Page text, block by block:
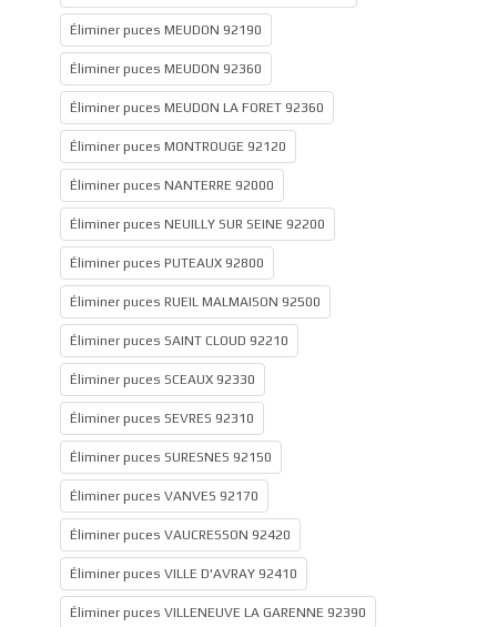
Éliminer puces MEUDON 92190
Éliminer puces MEUDON 92360
Éliminer puces MEUDON LA FORET 92360
Éliminer puces MONTROUGE 92120
Éliminer puces NANTERRE 92000
Éliminer puces NEUILLY SUR SEINE 92200
Éliminer puces PUTEAUX 92800
Éliminer puces RUEIL MALMAISON 92500
Éliminer puces SAINT CLOUD 92210
Éliminer puces SCEAUX 92330
Éliminer puces SEVRES 92310
Éliminer puces SURESNES 92150
Éliminer puces VANVES 92170
Éliminer puces VAUCRESSON 92420
Éliminer puces VILLE D'AVRAY 92410
Éliminer puces VILLENEUVE LA GARENNE 92390